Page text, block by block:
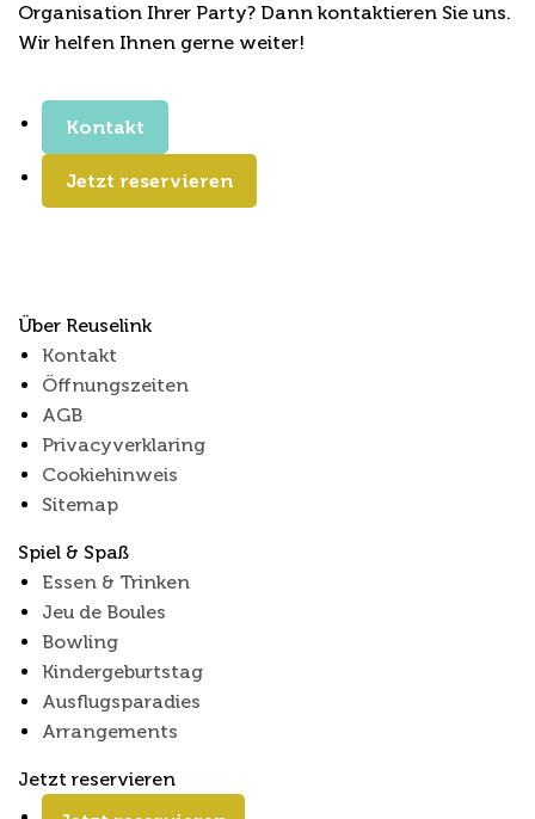
Organisation Ihrer Party? Dann kontaktieren Sie uns.
Wir helfen Ihnen gerne weiter!
Kontakt
Jetzt reservieren
Über Reuselink
Kontakt
Öffnungszeiten
AGB
Privacyverklaring
Cookiehinweis
Sitemap
Spiel & Spaß
Essen & Trinken
Jeu de Boules
Bowling
Kindergeburtstag
Ausflugsparadies
Arrangements
Jetzt reservieren